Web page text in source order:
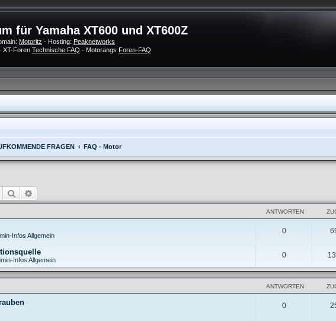
für Yamaha XT600 und XT600Z
Motoritz - Hosting: Peaknetworks
XT-Foren Technische FAQ - Motorangs Foren-FAQ
FRAGEN FAQ - Motor
Suche
ANTWORTEN
Infos Allgemein
0
Infos Allgemein
0
ANTWORTEN
0